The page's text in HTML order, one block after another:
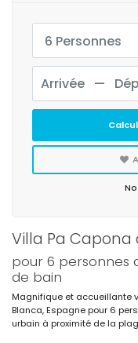
Villa Pa Capona
pour 6 personnes
de bain
Magnifique et accueillante
Blanca, Espagne pour 6
urbain à proximité de la
6 Personnes